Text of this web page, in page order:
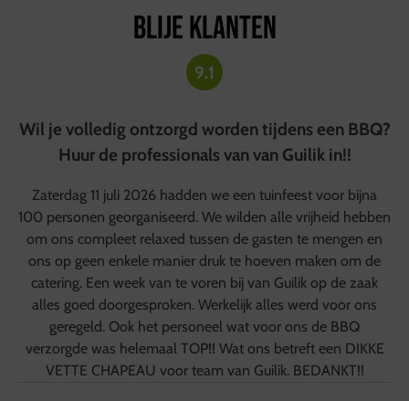
Blije klanten
9.1
Wil je volledig ontzorgd worden tijdens een BBQ?
Huur de professionals van van Guilik in!!
Zaterdag 11 juli 2026 hadden we een tuinfeest voor bijna
100 personen georganiseerd. We wilden alle vrijheid hebben
om ons compleet relaxed tussen de gasten te mengen en
ons op geen enkele manier druk te hoeven maken om de
catering. Een week van te voren bij van Guilik op de zaak
alles goed doorgesproken. Werkelijk alles werd voor ons
geregeld. Ook het personeel wat voor ons de BBQ
verzorgde was helemaal TOP!! Wat ons betreft een DIKKE
VETTE CHAPEAU voor team van Guilik. BEDANKT!!